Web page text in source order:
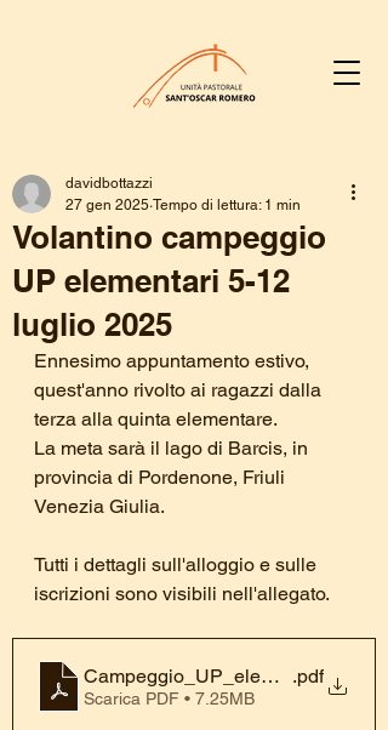
Volantino campeggio
UP elementari 5-12
luglio 2025
davidbottazzi
27 gen 2025 Tempo di lettura: 1 min
Ennesimo appuntamento estivo,
quest'anno rivolto ai ragazzi dalla
terza alla quinta elementare.
La meta sarà il lago di Barcis, in
provincia di Pordenone, Friuli
Venezia Giulia.
Tutti i dettagli sull'alloggio e sulle
iscrizioni sono visibili nell'allegato.
Campeggio_UP_elementari
.pdf
Scarica PDF • 7.25MB